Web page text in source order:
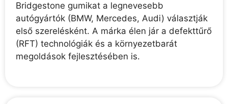
Bridgestone gumikat a legnevesebb
autógyártók (BMW, Mercedes, Audi) választják
első szerelésként. A márka élen jár a defekttűrő
(RFT) technológiák és a környezetbarát
megoldások fejlesztésében is.